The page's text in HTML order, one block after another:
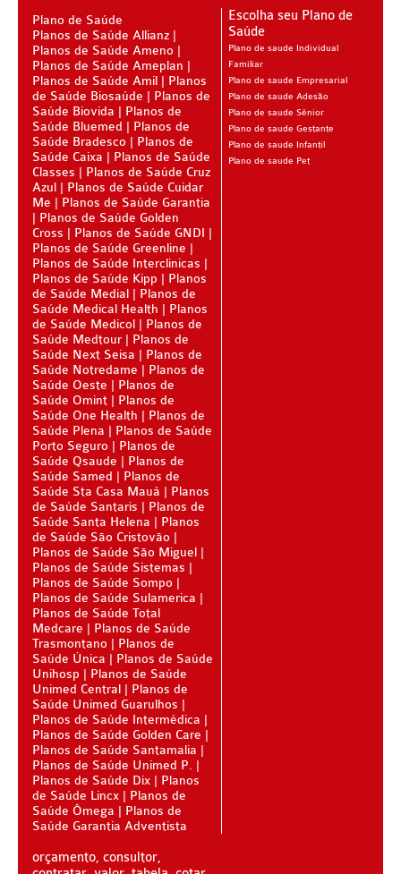
PLANO DE SAÚDE SISTEMAS
PLANO DE SAÚDE SAMED
PLANO DE SAÚDE UNIMED
PLANO DE SAÚDE UNIMED GUARULHOS
PLANO DE SAÚDE AMENO
MEDICAL HEALTH PLANO DE SAÚDE ADESÃO
ONE HEALTH PLANO DE SAÚDE ADESÃO
PLENA PLANO DE SAÚDE ADESÃO
SANTARIS PLANO DE SAÚDE ADESÃO
SANTA HELENA PLANO DE SAÚDE ADESÃO
SÃO CRISTÓVÃO PLANO DE SAÚDE ADESÃO
SULAMERICA PLANO DE SAÚDE ADESÃO
TOTAL MEDCARE PLANO DE SAÚDE ADESÃO
ÚNICA PLANO DE SAÚDE ADESÃO
UNIHOSP PLANO DE SAÚDE ADESÃO
UNIMED CENTRAL PLANO DE SAÚDE ADESÃO
UNIMED GUARULHOS PLANO DE SAÚDE ADESÃO
ESTADO
ACRE - PLANO DE SAÚDE
ALAGOAS - PLANO DE SAÚDE
AMAPÁ - PLANO DE SAÚDE
AMAZONAS - PLANO DE SAÚDE
BAHIA - PLANO DE SAÚDE
CEARÁ - PLANO DE SAÚDE
DISTRITO FEDERAL - PLANO DE SAÚDE
ESPÍRITO SANTO - PLANO DE SAÚDE
GOIÁS - PLANO DE SAÚDE
MARANHÃO - PLANO DE SAÚDE
MATO GROSSO - PLANO DE SAÚDE
MATO GROSSO DO SUL - PLANO DE SAÚDE
MINAS GERAIS - PLANO DE SAÚDE
PARÁ - PLANO DE SAÚDE
Plano de Saúde
Planos de Saúde Allianz
Planos de Saúde Ameno
Planos de Saúde Ameplan
Planos de Saúde Amil
Planos
de Saúde Biosaúde
Planos de
Saúde Biovida
Planos de
Saúde Bluemed
Planos de
Saúde Bradesco
Planos de
Saúde Caixa
Planos de Saúde
Classes
Planos de Saúde Cruz
Azul
Planos de Saúde Cuidar
Me
Planos de Saúde Garantia
Planos de Saúde Golden
Cross
Planos de Saúde GNDI
Planos de Saúde Greenline
Planos de Saúde Interclinicas
Planos de Saúde Kipp
Planos
de Saúde Medial
Planos de
Saúde Medical Health
Planos
de Saúde Medicol
Planos de
Saúde Medtour
Planos de
Saúde Next Seisa
Planos de
Saúde Notredame
Planos de
Saúde Oeste
Planos de
Saúde Omint
Planos de
Saúde One Health
Planos de
Saúde Plena
Planos de Saúde
Porto Seguro
Planos de
Saúde Qsaude
Planos de
Saúde Samed
Planos de
Saúde Sta Casa Mauá
Planos
de Saúde Santaris
Planos de
Saúde Santa Helena
Planos
de Saúde São Cristovão
Planos de Saúde São Miguel
Planos de Saúde Sistemas
Planos de Saúde Sompo
Planos de Saúde Sulamerica
Planos de Saúde Total
Medcare
Planos de Saúde
Trasmontano
Planos de
Saúde Única
Planos de Saúde
Unihosp
Planos de Saúde
Unimed Central
Planos de
Saúde Unimed Guarulhos
Planos de Saúde Intermédica
Planos de Saúde Golden Care
Planos de Saúde Santamalia
Planos de Saúde Unimed P.
Planos de Saúde Dix
Planos
de Saúde Lincx
Planos de
Saúde Ômega
Planos de
Saúde Garantia Adventista
Escolha seu Plano de
Saúde
Plano de saude Individual
Familiar
Plano de saude Empresarial
Plano de saude Adesão
Plano de saude Sênior
Plano de saude Gestante
Plano de saude Infantil
Plano de saude Pet
orçamento, consultor,